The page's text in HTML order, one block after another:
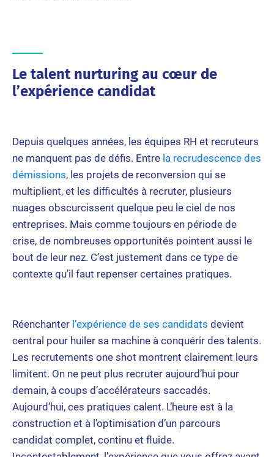
Le talent nurturing au cœur de
l’expérience candidat
Depuis quelques années, les équipes RH et recruteurs
ne manquent pas de défis. Entre la recrudescence des
démissions, les projets de reconversion qui se
multiplient, et les difficultés à recruter, plusieurs
nuages obscurcissent quelque peu le ciel de nos
entreprises. Mais comme toujours en période de
crise, de nombreuses opportunités pointent aussi le
bout de leur nez. C’est justement dans ce type de
contexte qu’il faut repenser certaines pratiques.
Réenchanter l’expérience de ses candidats devient
central pour huiler sa machine à conquérir des talents.
Les recrutements one shot montrent clairement leurs
limitent. On ne peut plus recruter aujourd’hui pour
demain, à coups d’accélérateurs saccadés.
Aujourd’hui, ces pratiques calent. L’heure est à la
construction et à l’optimisation d’un parcours
candidat complet, continu et fluide.